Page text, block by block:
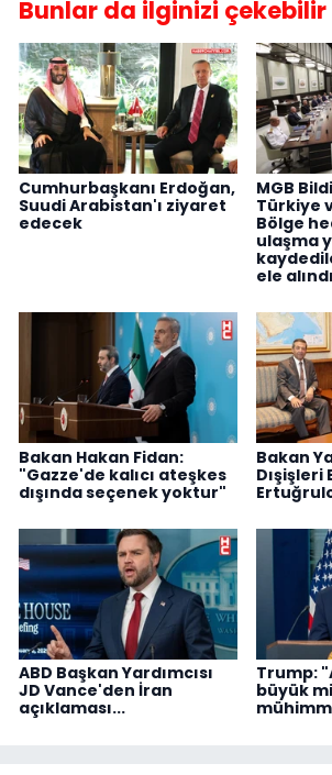
Bunlar da ilginizi çekebilir
Cumhurbaşkanı Erdoğan,
Suudi Arabistan'ı ziyaret
edecek
MGB
Türkiye
Bölge
ulaşma
ele
Bakan Hakan Fidan:
"Gazze'de kalıcı ateşkes
dışında seçenek yoktur"
Bakan
Dışişleri
ABD Başkan Yardımcısı
JD Vance'den İran
açıklaması...
Trump:
büyük